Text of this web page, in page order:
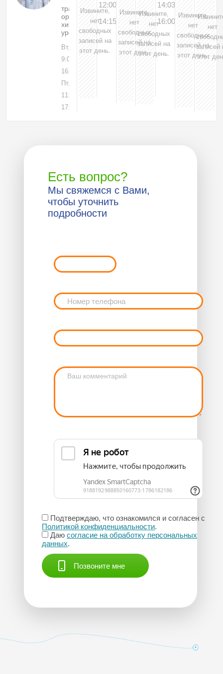
травматолог-
ортопед,
хирург,
уролог
Вт, 04
9:00-
16:00
Пт, 07
11:00-
17:00
Извините,
нет
свободных
записей на
этот день.
12:00
14:15
Извините,
нет
свободных
записей на
этот день.
Извините,
нет
свободных
записей на
этот день.
14:03
16:00
Извините,
нет
свободных
записей на
этот день.
нет
записей
этот
Есть вопрос?
Мы свяжемся с Вами,
чтобы уточнить
подробности
Подтверждаю, что ознакомился и согласен с
Политикой конфиденциальности.
Даю согласие на обработку персональных
данных.
Позвоните мне